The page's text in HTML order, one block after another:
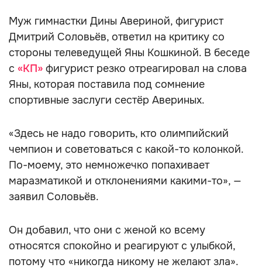
Муж гимнастки Дины Авериной, фигурист
Дмитрий Соловьёв, ответил на критику со
стороны телеведущей Яны Кошкиной. В беседе
с «КП» фигурист резко отреагировал на слова
Яны, которая поставила под сомнение
спортивные заслуги сестёр Авериных.
«Здесь не надо говорить, кто олимпийский
чемпион и советоваться с какой-то колонкой.
По-моему, это немножечко попахивает
маразматикой и отклонениями какими-то», —
заявил Соловьёв.
Он добавил, что они с женой ко всему
относятся спокойно и реагируют с улыбкой,
потому что «никогда никому не желают зла».